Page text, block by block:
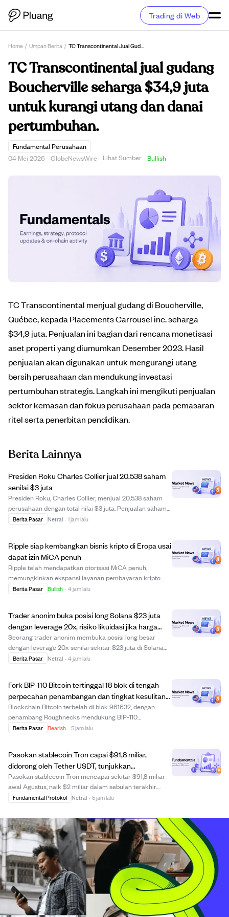
Trading di Web
Home / Umpan Berita / TC Transcontinental Jual Gudang Boucherville Seharga $34,9 Juta Untuk Kurangi Utang Dan Danai Pertumbuhan.
TC Transcontinental jual gudang
Boucherville seharga $34,9 juta
untuk kurangi utang dan danai
pertumbuhan.
Fundamental Perusahaan
04 Mei 2026 · GlobeNewsWire · Lihat Sumber · Bullish
TC Transcontinental menjual gudang di Boucherville,
Québec, kepada Placements Carrousel inc. seharga
$34,9 juta. Penjualan ini bagian dari rencana monetisasi
aset properti yang diumumkan Desember 2023. Hasil
penjualan akan digunakan untuk mengurangi utang
bersih perusahaan dan mendukung investasi
pertumbuhan strategis. Langkah ini mengikuti penjualan
sektor kemasan dan fokus perusahaan pada pemasaran
ritel serta penerbitan pendidikan.
Berita Lainnya
Presiden Roku Charles Collier jual 20.538 saham
senilai $3 juta
Presiden Roku, Charles Collier, menjual 20.538 saham
perusahaan dengan total nilai $3 juta. Penjualan saham
ini bisa jadi bagian dari perencanaan keuangan pribadi
Berita Pasar Netral · 1 jam lalu
Ripple siap kembangkan bisnis kripto di Eropa usai
dapat izin MiCA penuh
Ripple telah mendapatkan otorisasi MiCA penuh,
memungkinkan ekspansi layanan pembayaran kripto
dan stablecoin yang teregulasi di seluruh 30 negara
memperlu...
Berita Pasar Bullish · 4 jam lalu
Trader anonim buka posisi long Solana $23 juta
dengan leverage 20x, risiko likuidasi jika harga
turun 5%
Seorang trader anonim membuka posisi long besar
dengan leverage 20x senilai sekitar $23 juta di Solana
(SOL) melalui platform perpetual futures
K...
Berita Pasar Netral · 4 jam lalu
Fork BIP-110 Bitcoin tertinggal 18 blok di tengah
perpecahan penambangan dan tingkat kesulitan
tinggi.
Blockchain Bitcoin terbelah di blok 961632, dengan
penambang Roughnecks mendukung BIP-110
menambang dua blok di rantai minoritas yang kini
tetap tingg...
Berita Pasar Bearish · 5 jam lalu
Pasokan stablecoin Tron capai $91,8 miliar,
didorong oleh Tether USDT, tunjukkan
pertumbuhan kuat pembayaran kripto.
Pasokan stablecoin Tron mencapai sekitar $91,8 miliar
awal Agustus, naik $2 miliar dalam sebulan terakhir.
Hampir 98% pasokan ini adalah USDT dari Tether,
USDT sejak 2021. Jaringan ini memproses sek...
Fundamental Protokol Netral · 5 jam lalu